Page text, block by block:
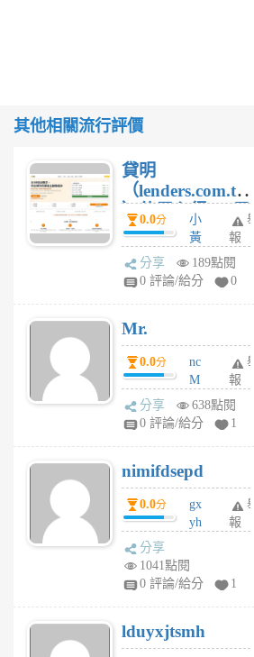
其他相關流行評價
貸明
（lenders.com.tw
）使用心得 — 民
間貸款比較平台
體驗
0.0分
小
黃
蜂
1
舉
報
分享
189點閱
0 評論/給分
0
Mr.
0.0分
nc
M
U
F
U
5
個
月
舉
報
分享
638點閱
0 評論/給分
1
nimifdsepd
0.0分
gx
yh
jl
月
前
舉
報
分享
1041點閱
0 評論/給分
1
lduyxjtsmh